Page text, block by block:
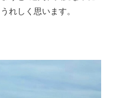
れしく思います。